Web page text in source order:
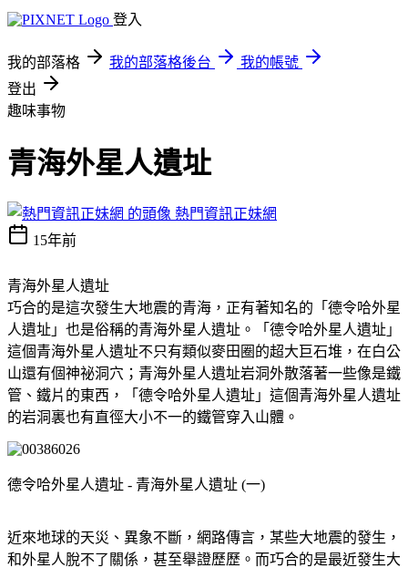
登入
我的部落格 我的部落格後台
我的帳號
登出
趣味事物
青海外星人遺址
熱門資訊正妹網
15年前
青海外星人遺址
巧合的是這次發生大地震的青海，正有著知名的「德令哈外星
人遺址」也是俗稱的青海外星人遺址。「德令哈外星人遺址」
這個青海外星人遺址不只有類似麥田圈的超大巨石堆，在白公
山還有個神祕洞穴；青海外星人遺址岩洞外散落著一些像是鐵
管、鐵片的東西，「德令哈外星人遺址」這個青海外星人遺址
的岩洞裏也有直徑大小不一的鐵管穿入山體。
德令哈外星人遺址 - 青海外星人遺址 (一)
近來地球的天災、異象不斷，網路傳言，某些大地震的發生，
和外星人脫不了關係，甚至舉證歷歷。而巧合的是最近發生大